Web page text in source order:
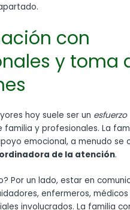
con
y toma
hoy suele ser un esfuerzo
y profesionales. La
emocional, a menudo se
de la atención.
Por un lado, estar en
enfermeros, médicos
involucrados. La familia